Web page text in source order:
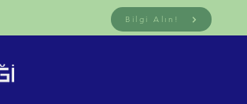
Bilgi Alın!